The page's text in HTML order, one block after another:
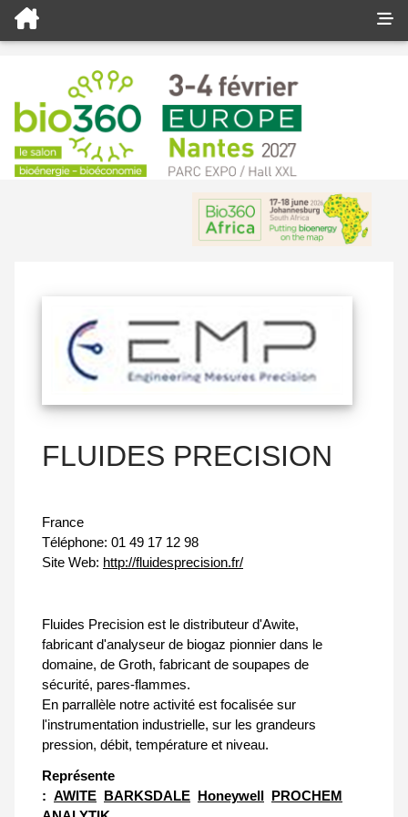
FLUIDES PRECISION
France
Téléphone: 01 49 17 12 98
Site Web: http://fluidesprecision.fr/
Fluides Precision est le distributeur d'Awite,
fabricant d'analyseur de biogaz pionnier dans le
domaine, de Groth, fabricant de soupapes de
sécurité, pares-flammes.
En parrallèle notre activité est focalisée sur
l'instrumentation industrielle, sur les grandeurs
pression, débit, température et niveau.
Représente
: AWITE BARKSDALE Honeywell PROCHEM